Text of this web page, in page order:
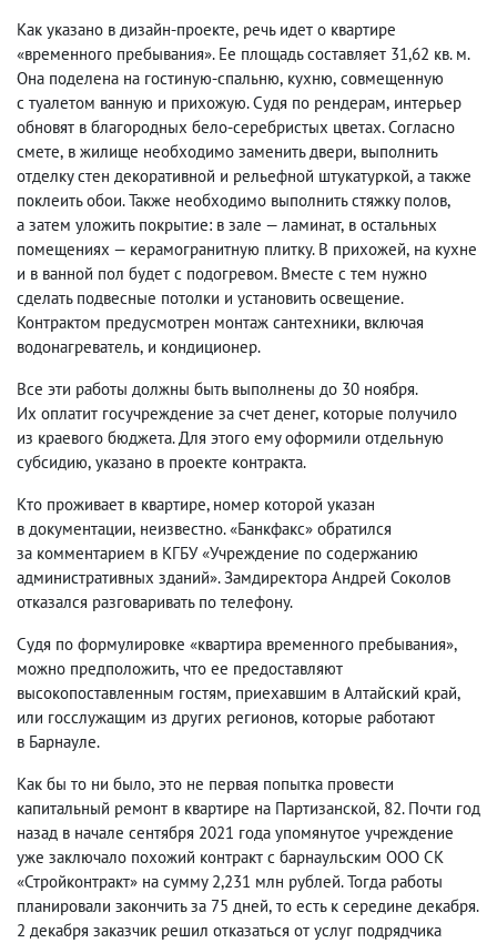
Как указано в дизайн-проекте, речь идет о квартире
«временного пребывания». Ее площадь составляет 31,62 кв. м.
Она поделена на гостиную-спальню, кухню, совмещенную
с туалетом ванную и прихожую. Судя по рендерам, интерьер
обновят в благородных бело-серебристых цветах. Согласно
смете, в жилище необходимо заменить двери, выполнить
отделку стен декоративной и рельефной штукатуркой, а также
поклеить обои. Также необходимо выполнить стяжку полов,
а затем уложить покрытие: в зале — ламинат, в остальных
помещениях — керамогранитную плитку. В прихожей, на кухне
и в ванной пол будет с подогревом. Вместе с тем нужно
сделать подвесные потолки и установить освещение.
Контрактом предусмотрен монтаж сантехники, включая
водонагреватель, и кондиционер.
Все эти работы должны быть выполнены до 30 ноября.
Их оплатит госучреждение за счет денег, которые получило
из краевого бюджета. Для этого ему оформили отдельную
субсидию, указано в проекте контракта.
Кто проживает в квартире, номер которой указан
в документации, неизвестно. «Банкфакс» обратился
за комментарием в КГБУ «Учреждение по содержанию
административных зданий». Замдиректора Андрей Соколов
отказался разговаривать по телефону.
Судя по формулировке «квартира временного пребывания»,
можно предположить, что ее предоставляют
высокопоставленным гостям, приехавшим в Алтайский край,
или госслужащим из других регионов, которые работают
в Барнауле.
Как бы то ни было, это не первая попытка провести
капитальный ремонт в квартире на Партизанской, 82. Почти год
назад в начале сентября 2021 года упомянутое учреждение
уже заключало похожий контракт с барнаульским ООО СК
«Стройконтракт» на сумму 2,231 млн рублей. Тогда работы
планировали закончить за 75 дней, то есть к середине декабря.
2 декабря заказчик решил отказаться от услуг подрядчика